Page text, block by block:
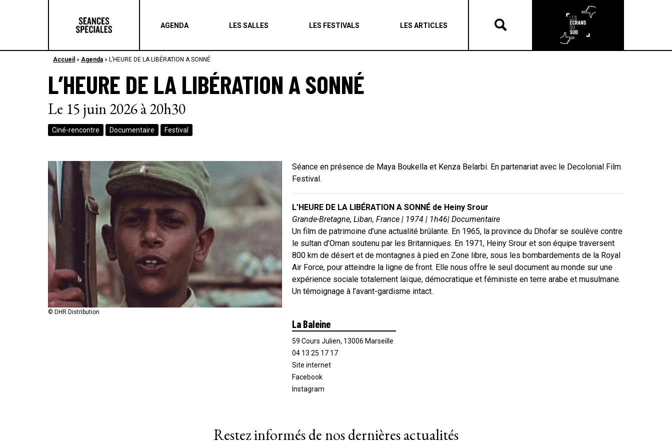
AGENDA LES SALLES LES FESTIVALS LES ARTICLES
Les articles
Accueil » Agenda » L’HEURE DE LA LIBÉRATION A SONNÉ
L’HEURE DE LA LIBÉRATION A SONNÉ
Le 15 juin 2026 à 20h30
Ciné-rencontre Documentaire Festival
© DHR Distribution
Séance en présence de Maya Boukella et Kenza Belarbi. En partenariat avec le Decolonial Film
Festival.
L’HEURE DE LA LIBÉRATION A SONNÉ de Heiny Srour
Grande-Bretagne, Liban, France | 1974 | 1h46| Documentaire
Un film de patrimoine d’une actualité brûlante. En 1965, la province du Dhofar se soulève contre
le sultan d’Oman soutenu par les Britanniques. En 1971, Heiny Srour et son équipe traversent
800 km de désert et de montagnes à pied en Zone libre, sous les bombardements de la Royal
Air Force, pour atteindre la ligne de front. Elle nous offre le seul document au monde sur une
expérience sociale totalement laïque, démocratique et féministe en terre arabe et musulmane.
Un témoignage à l’avant-gardisme intact.
La Baleine
59 Cours Julien, 13006 Marseille
04 13 25 17 17
Site internet
Facebook
Instagram
Restez informés de nos dernières actualités